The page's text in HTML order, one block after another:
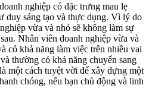
nghiệp có đặc trưng mau lẹ
duy sáng tạo và thực dụng. Vì lý do
vừa và nhỏ sẽ không làm sự
Nhân viên doanh nghiệp vừa và
có khả năng làm việc trên nhiều vai
thường có khả năng chuyển sang
một cách tuyệt vời để xây dựng một
chóng, nếu bạn chủ động và linh